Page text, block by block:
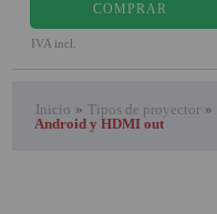
COMPRAR
IVA incl.
Inicio » Tipos de proyector »
Android y HDMI out